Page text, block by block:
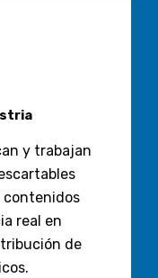
y trabajan
contenidos
real en
de